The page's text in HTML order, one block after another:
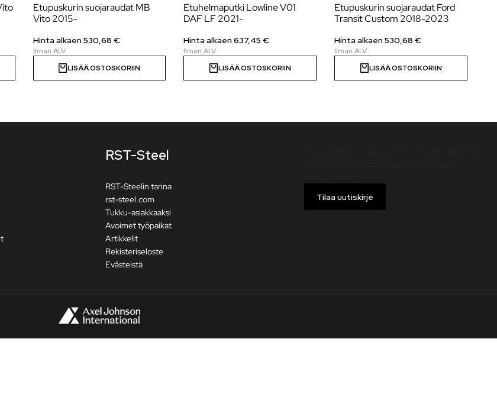
Etupuskurin suojaraudat MB
Vito 2015-
Hinta alkaen530,68 €
LISÄÄ OSTOSKORIIN
Etuhelmaputki Lowline V01
DAF LF 2021-
Hinta alkaen637,45€
LISÄÄ OSTOSKORIIN
Etupuskurin suojaraudat Ford
Transit Custom 2018-2023
Hinta alkaen530,68€
LISÄÄ OSTOSKORIIN
RST-Steel
RST-Steelin tarina
rst-steel.com
Tukku-asiakkaaksi
Avoimet työpaikat
Artikkelit
Rekisteriseloste
Evästeistä
Tilaa uutiskirje